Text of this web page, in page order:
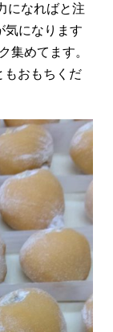
になればと注
気になります
集めてます。
もおもちくだ